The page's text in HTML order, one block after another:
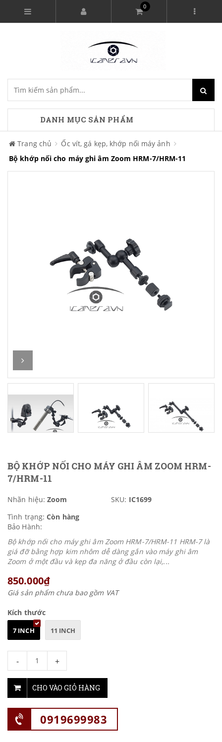
0
DANH MỤC SẢN PHẨM
Trang chủ
Ốc vít, gá kẹp, khớp nối máy ảnh
Bộ khớp nối cho máy ghi âm Zoom HRM-7/HRM-11
BỘ KHỚP NỐI CHO MÁY GHI ÂM ZOOM HRM-
7/HRM-11
Nhãn hiệu: Zoom SKU: IC1699
Tình trạng: Còn hàng
Bảo Hành:
Bộ khớp nối cho máy ghi âm Zoom HRM-7/HRM-11 HRM-7 là
giá đỡ bằng hợp kim nhôm dễ dàng gắn vào máy ghi âm
Zoom ở một đầu và kẹp đa năng ở đầu còn lại,...
850.000₫
Giá sản phẩm chưa bao gồm VAT
Kích thước
7 INCH 11 INCH
- +
CHO VÀO GIỎ HÀNG
0919699983